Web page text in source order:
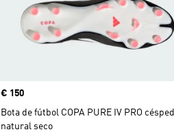
Precio
€ 150
Bota de fútbol COPA PURE IV PRO césped
natural seco